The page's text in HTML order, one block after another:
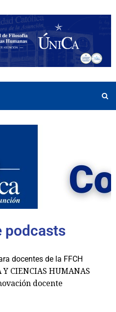
podcasts
docentes de la FFCH
Y CIENCIAS HUMANAS
docente